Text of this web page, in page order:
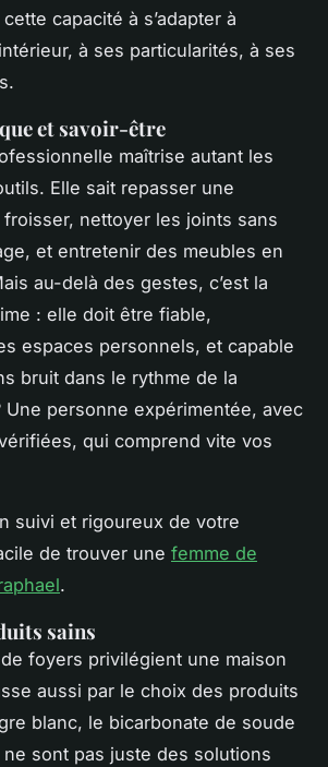
capacité à s’adapter à
intérieur, à ses particularités, à ses
et savoir-être
maîtrise autant les
Elle sait repasser une
nettoyer les joints sans
et entretenir des meubles en
au-delà des gestes, c’est la
: elle doit être fiable,
espaces personnels, et capable
bruit dans le rythme de la
Une personne expérimentée, avec
qui comprend vite vos
suivi et rigoureux de votre
de trouver une femme de
.
sains
foyers privilégient une maison
aussi par le choix des produits
blanc, le bicarbonate de soude
sont pas juste des solutions